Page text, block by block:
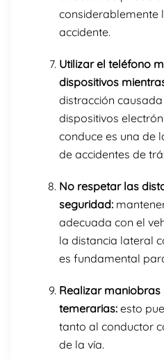
considerablemente
accidente.
Utilizar el teléfono
dispositivos
distracción
dispositivos
conduce es una de
de accidentes de
No respetar las
seguridad:
adecuada con el
la distancia lateral
es fundamental
Realizar
temerarias: esto
tanto al conductor
de la vía.